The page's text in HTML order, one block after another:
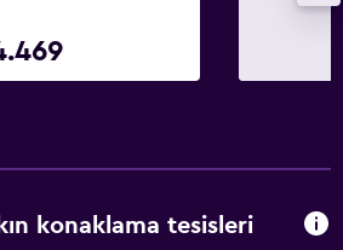
konaklama tesisleri